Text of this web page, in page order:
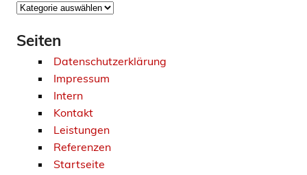
Kategorien
Seiten
Datenschutzerklärung
Impressum
Intern
Kontakt
Leistungen
Referenzen
Startseite